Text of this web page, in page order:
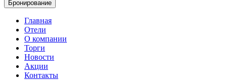
Бронирование
Главная
Отели
О компании
Торги
Новости
Акции
Контакты